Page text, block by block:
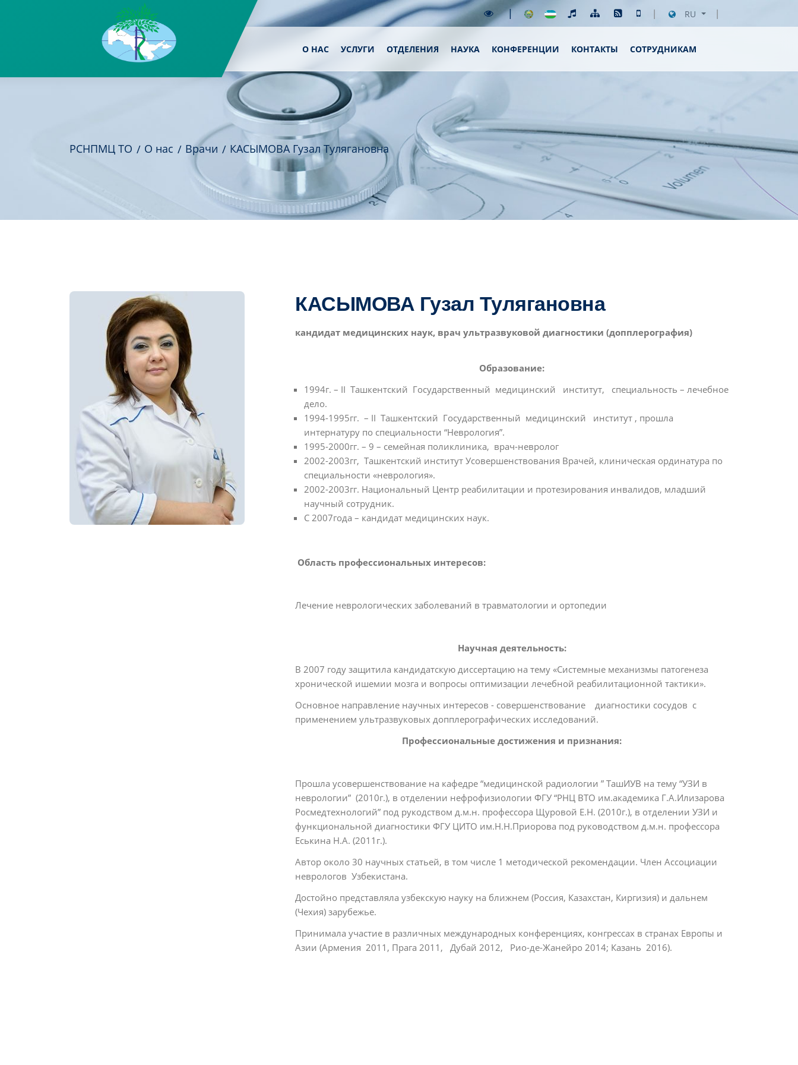
| RU
О НАС УСЛУГИ ОТДЕЛЕНИЯ НАУКА КОНФЕРЕНЦИИ КОНТАКТЫ СОТРУДНИКАМ
РСНПМЦ ТО О нас Врачи КАСЫМОВА Гузал Тулягановна
КАСЫМОВА Гузал Тулягановна
кандидат медицинских наук, врач ультразвуковой диагностики (допплерография)
Образование:
1994г. – II Ташкентский Государственный медицинский институт, специальность – лечебное
дело.
1994-1995гг. – II Ташкентский Государственный медицинский институт , прошла
интернатуру по специальности “Неврология”.
1995-2000гг. – 9 – семейная поликлиника, врач-невролог
2002-2003гг, Ташкентский институт Усовершенствования Врачей, клиническая ординатура по
специальности «неврология».
2002-2003гг. Национальный Центр реабилитации и протезирования инвалидов, младший
научный сотрудник.
С 2007года – кандидат медицинских наук.
Область профессиональных интересов:
Лечение неврологических заболеваний в травматологии и ортопедии
Научная деятельность:
В 2007 году защитила кандидатскую диссертацию на тему «Системные механизмы патогенеза
хронической ишемии мозга и вопросы оптимизации лечебной реабилитационной тактики».
Основное направление научных интересов - совершенствование диагностики сосудов с
применением ультразвуковых допплерографических исследований.
Профессиональные достижения и признания:
Прошла усовершенствование на кафедре “медицинской радиологии ” ТашИУВ на тему “УЗИ в
неврологии” (2010г.), в отделении нефрофизиологии ФГУ “РНЦ ВТО им.академика Г.А.Илизарова
Росмедтехнологий” под рукодством д.м.н. профессора Щуровой Е.Н. (2010г.), в отделении УЗИ и
функциональной диагностики ФГУ ЦИТО им.Н.Н.Приорова под руководством д.м.н. профессора
Еськина Н.А. (2011г.).
Автор около 30 научных статьей, в том числе 1 методической рекомендации. Член Ассоциации
неврологов Узбекистана.
Достойно представляла узбекскую науку на ближнем (Россия, Казахстан, Киргизия) и дальнем
(Чехия) зарубежье.
Принимала участие в различных международных конференциях, конгрессах в странах Европы и
Азии (Армения 2011, Прага 2011, Дубай 2012, Рио-де-Жанейро 2014; Казань 2016).